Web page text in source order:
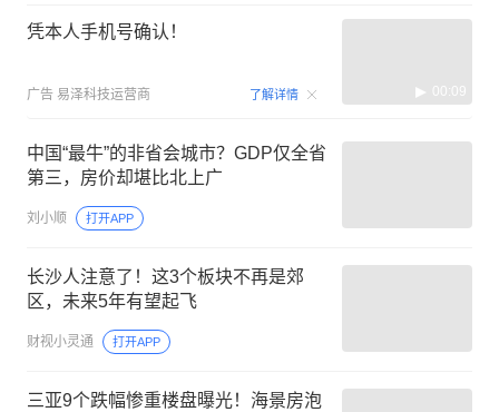
凭本人手机号确认！
广告 易泽科技运营商 了解详情 00:09
中国“最牛”的非省会城市？GDP仅全省
第三，房价却堪比北上广
刘小顺 打开APP
长沙人注意了！这3个板块不再是郊
区，未来5年有望起飞
财视小灵通 打开APP
三亚9个跌幅惨重楼盘曝光！海景房泡